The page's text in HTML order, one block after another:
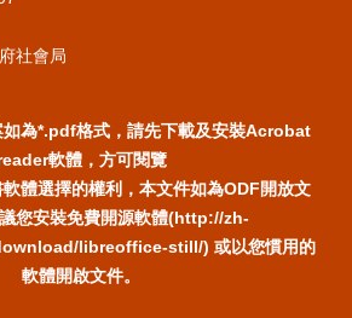
社會局
如為*.pdf格式，請先下載及安裝Acrobat
軟體，方可閱覽
體選擇的權利，本文件如為ODF開放文
您安裝免費開源軟體(http://zh-
libreoffice-still/) 或以您慣用的
軟體開啟文件。